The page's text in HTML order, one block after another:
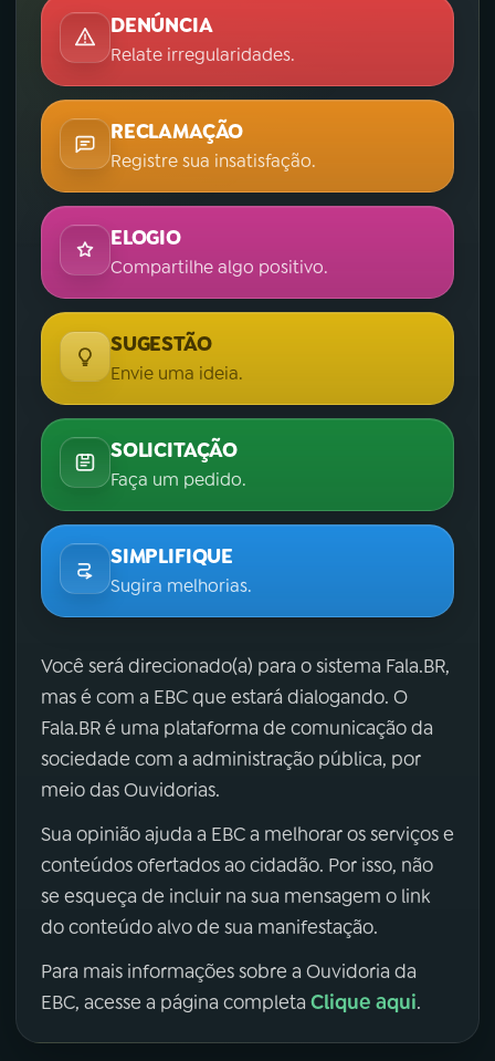
DENÚNCIA
Relate irregularidades.
RECLAMAÇÃO
Registre sua insatisfação.
ELOGIO
Compartilhe algo positivo.
SUGESTÃO
Envie uma ideia.
SOLICITAÇÃO
Faça um pedido.
SIMPLIFIQUE
Sugira melhorias.
Você será direcionado(a) para o sistema Fala.BR,
mas é com a EBC que estará dialogando. O
Fala.BR é uma plataforma de comunicação da
sociedade com a administração pública, por
meio das Ouvidorias.
Sua opinião ajuda a EBC a melhorar os serviços e
conteúdos ofertados ao cidadão. Por isso, não
se esqueça de incluir na sua mensagem o link
do conteúdo alvo de sua manifestação.
Para mais informações sobre a Ouvidoria da
EBC, acesse a página completa Clique aqui.